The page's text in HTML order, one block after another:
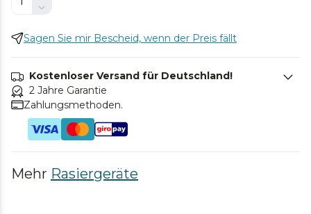
Sagen Sie mir Bescheid, wenn der Preis fällt
Kostenloser Versand für Deutschland!
2 Jahre Garantie
Zahlungsmethoden.
Mehr Rasiergeräte